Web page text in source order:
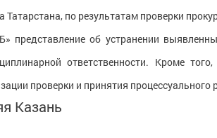
по результатам проверки
представление об устранении
ответственности. Кроме
проверки и принятия процессуального
Казань